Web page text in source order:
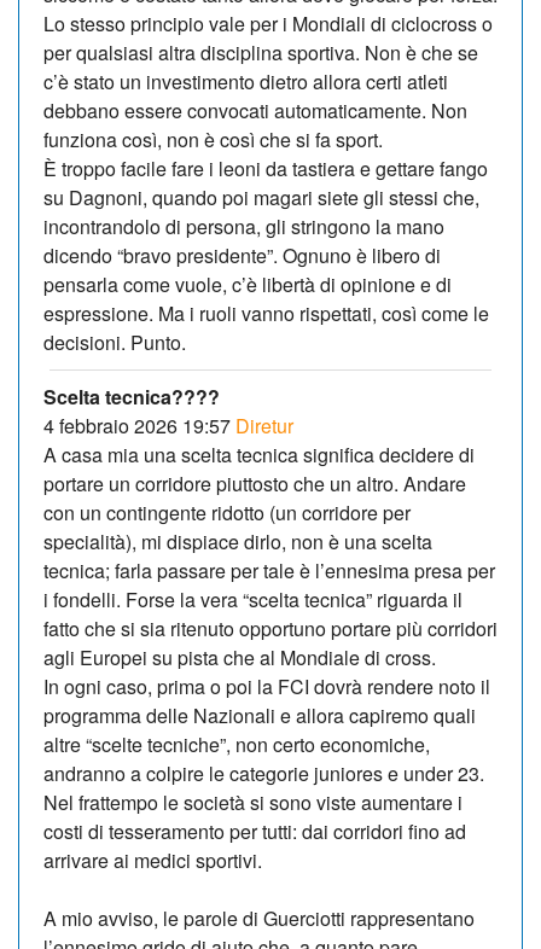
Lo stesso principio vale per i Mondiali di ciclocross o
per qualsiasi altra disciplina sportiva. Non è che se
c’è stato un investimento dietro allora certi atleti
debbano essere convocati automaticamente. Non
funziona così, non è così che si fa sport.
È troppo facile fare i leoni da tastiera e gettare fango
su Dagnoni, quando poi magari siete gli stessi che,
incontrandolo di persona, gli stringono la mano
dicendo “bravo presidente”. Ognuno è libero di
pensarla come vuole, c’è libertà di opinione e di
espressione. Ma i ruoli vanno rispettati, così come le
decisioni. Punto.
Scelta tecnica????
4 febbraio 2026 19:57 Diretur
A casa mia una scelta tecnica significa decidere di
portare un corridore piuttosto che un altro. Andare
con un contingente ridotto (un corridore per
specialità), mi dispiace dirlo, non è una scelta
tecnica; farla passare per tale è l’ennesima presa per
i fondelli. Forse la vera “scelta tecnica” riguarda il
fatto che si sia ritenuto opportuno portare più corridori
agli Europei su pista che al Mondiale di cross.
In ogni caso, prima o poi la FCI dovrà rendere noto il
programma delle Nazionali e allora capiremo quali
altre “scelte tecniche”, non certo economiche,
andranno a colpire le categorie juniores e under 23.
Nel frattempo le società si sono viste aumentare i
costi di tesseramento per tutti: dai corridori fino ad
arrivare ai medici sportivi.
A mio avviso, le parole di Guerciotti rappresentano